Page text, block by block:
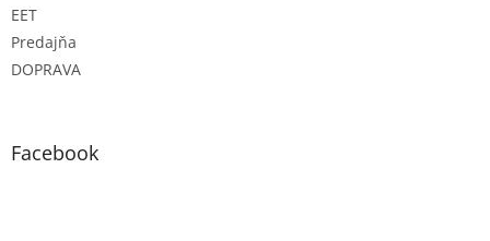
EET
Predajňa
DOPRAVA
Facebook